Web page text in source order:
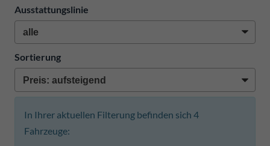
Ausstattungslinie
Sortierung
In Ihrer aktuellen Filterung befinden sich 4
Fahrzeuge: